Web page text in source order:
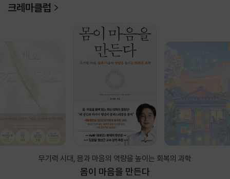
크레마클럽
무기력 시대, 몸과 마음의 역량을 높이는 회복의 과학
몸이 마음을 만든다